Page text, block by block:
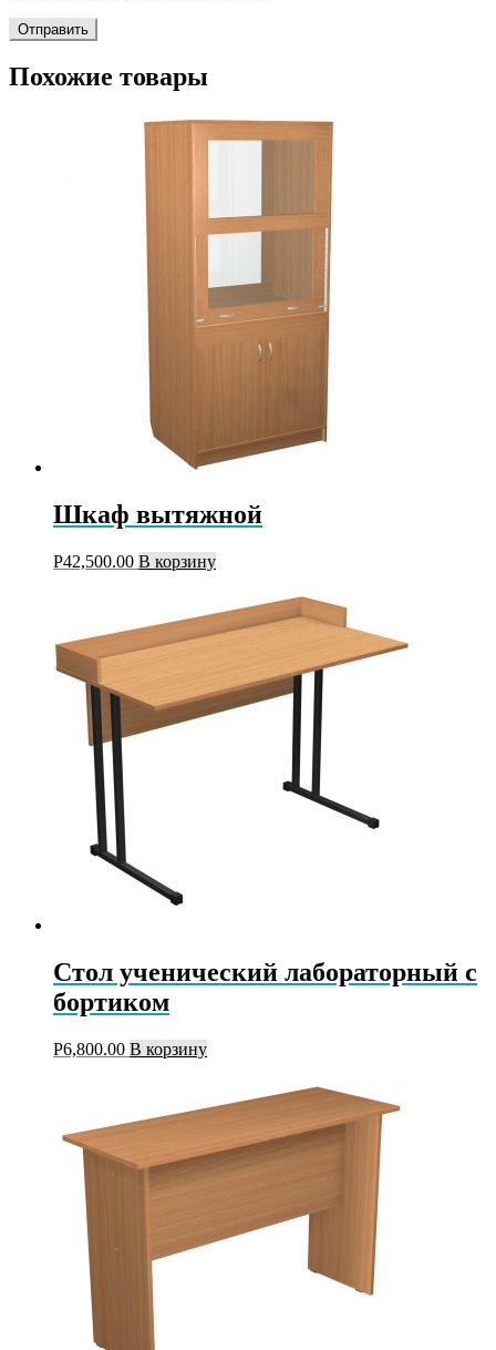
Похожие товары
Шкаф вытяжной
Р42,500.00 В корзину
Стол ученический лабораторный с
бортиком
Р6,800.00 В корзину